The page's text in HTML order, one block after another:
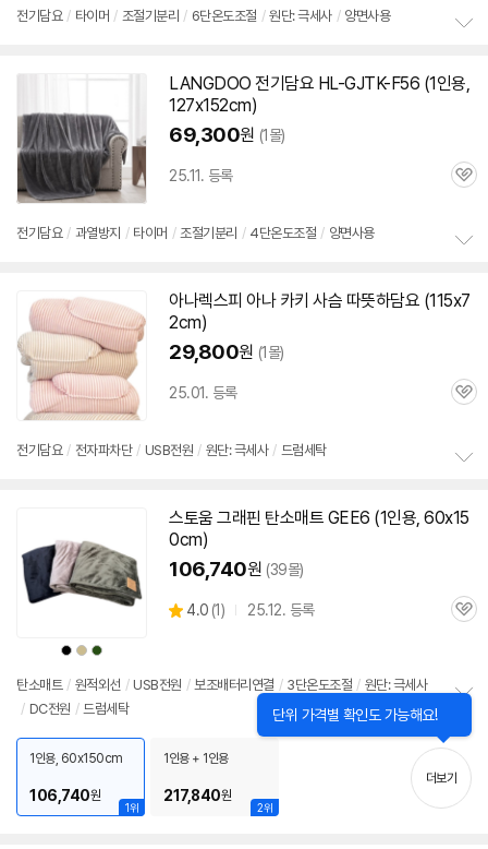
뷰
전기 담요 / 타이머 / 조절기분리 / 6단온도조절 / 원단: 극세사 / 양면사용
펼
LANGDOO 전기담요 HL-GJTK-F56 (1인용,
127x152cm)
69,300원 (1몰)
25.11. 등록
관
전기 담요 / 과열방지 / 타이머 / 조절기분리 / 4단온도조절 / 양면사용
펼
아나렉스피 아나 카키 사슴 따뜻하담요 (115x7
2cm)
29,800원 (1몰)
25.01. 등록
관
전기 담요 / 전자파차단 / USB전원 / 원단: 극세사 / 드럼세탁
펼
상
품
상
상
품
상
상
품
색
상
스토움 그래핀 탄소매트 GEE6 (1인용, 60x15
0cm)
106,740원 (39몰)
별
4.0 (상
뷰
1) 25.12. 등록
관
탄소매트 / 원적외선 / USB전원 / 보조배터리연결 / 3단온도조절 / 원단: 극세사
/ DC전원 / 드럼세탁
보
치
기
1위
1인용, 60x150cm
106,740원
2위
1인용 + 1인용
217,840원
단위 가격별 확인도 가능해요!
기
더보기